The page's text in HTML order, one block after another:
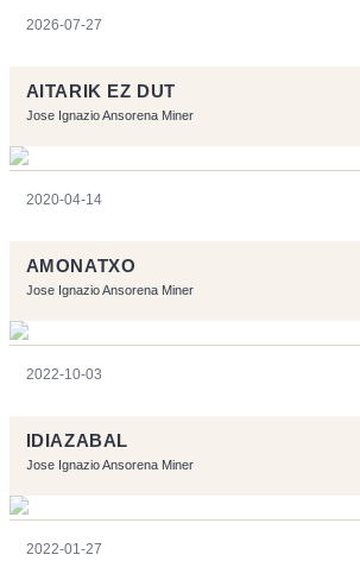
2026-07-27
AITARIK EZ DUT
Jose Ignazio Ansorena Miner
2020-04-14
AMONATXO
Jose Ignazio Ansorena Miner
2022-10-03
IDIAZABAL
Jose Ignazio Ansorena Miner
2022-01-27